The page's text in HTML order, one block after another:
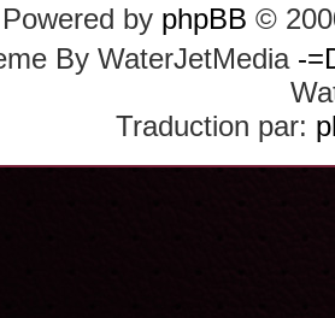
Powered by phpBB ©
By WaterJetMedia -
Traduction par: